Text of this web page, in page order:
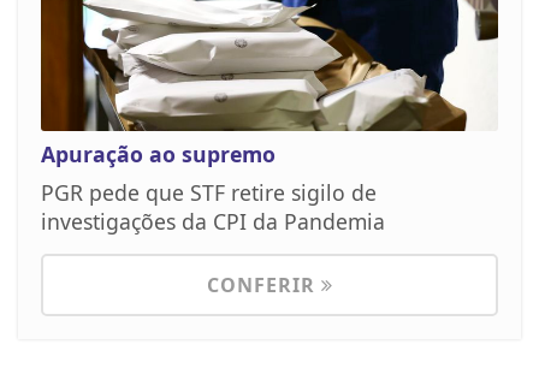
Apuração ao supremo
PGR pede que STF retire sigilo de
investigações da CPI da Pandemia
CONFERIR